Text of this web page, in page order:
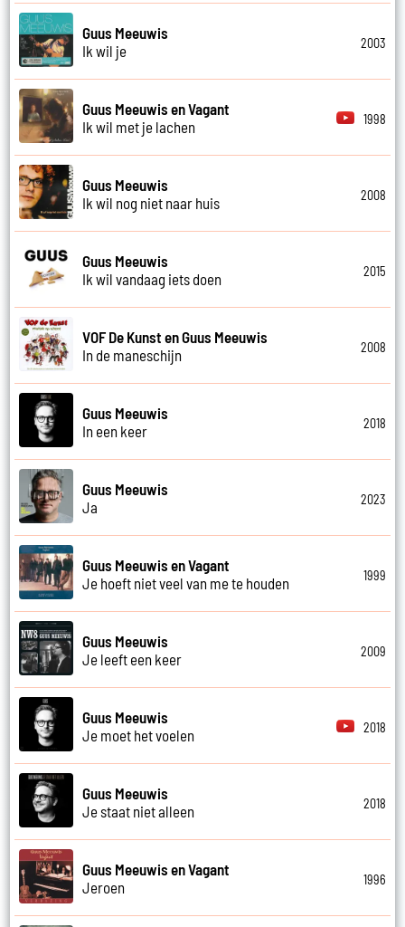
Guus Meeuwis
Ik wil je
2003
Guus Meeuwis en Vagant
Ik wil met je lachen
1998
Guus Meeuwis
Ik wil nog niet naar huis
2008
Guus Meeuwis
Ik wil vandaag iets doen
2015
VOF De Kunst en Guus Meeuwis
In de maneschijn
2008
Guus Meeuwis
In een keer
2018
Guus Meeuwis
Ja
2023
Guus Meeuwis en Vagant
Je hoeft niet veel van me te houden
1999
Guus Meeuwis
Je leeft een keer
2009
Guus Meeuwis
Je moet het voelen
2018
Guus Meeuwis
Je staat niet alleen
2018
Guus Meeuwis en Vagant
Jeroen
1996